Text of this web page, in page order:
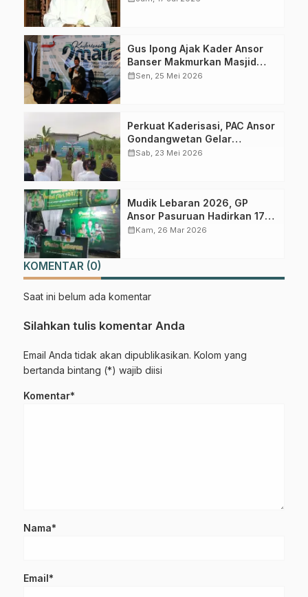
Gabung Channel WhatsApp NU
Dapatkan info kegiatan, kajian, dan berita terbaru langsung dari
sumber resmi NU Pasuruan.
Gus Ipong Ajak Kader Ansor
Banser Makmurkan Masjid
dan Perkuat Kepedulian Sosial
calendar_monthSen, 25 Mei 2026
Perkuat Kaderisasi, PAC Ansor
Gondangwetan Gelar
Kaderisasi Dua Matra
calendar_monthSab, 23 Mei 2026
Mudik Lebaran 2026, GP
Ansor Pasuruan Hadirkan 17
Posko Pelayanan Pemudik
calendar_monthKam, 26 Mar 2026
KOMENTAR (0)
Saat ini belum ada komentar
Silahkan tulis komentar Anda
Email Anda tidak akan dipublikasikan. Kolom yang
bertanda bintang (*) wajib diisi
Komentar*
Nama*
Email*